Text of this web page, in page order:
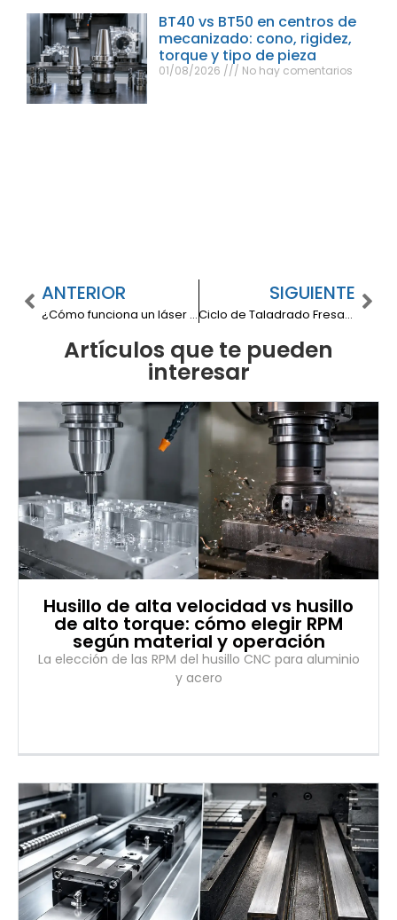
BT40 vs BT50 en centros de
mecanizado: cono, rigidez,
torque y tipo de pieza
01/08/2026 No hay comentarios
ANTERIOR
¿Cómo funciona un láser de fibra ULF?
SIGUIENTE
Ciclo de Taladrado Fresadora CNC: Guía Completa y Beneficios
Artículos que te pueden
interesar
Husillo de alta velocidad vs husillo
de alto torque: cómo elegir RPM
según material y operación
La elección de las RPM del husillo CNC para aluminio
y acero